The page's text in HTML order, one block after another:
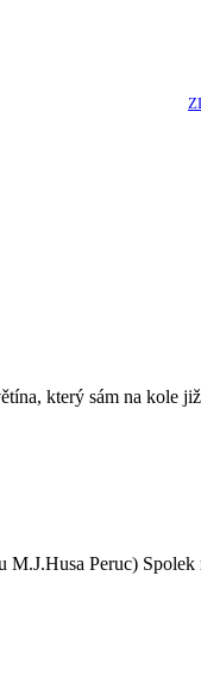
který sám na kole
Peruc)